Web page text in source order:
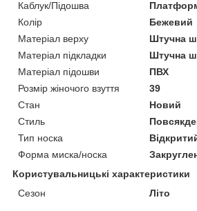
Каблук/Підошва
Колір
Бежевий
Матеріал верху
Штучна
Матеріал підкладки
Штучна
Матеріал підошви
ПВХ
Розмір жіночого взуття
39
Стан
Новий
Стиль
Тип носка
Форма миска/носка
Користувальницькі характеристики
Сезон
Літо